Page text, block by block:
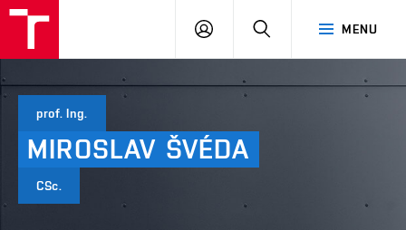
MENU
PŘIHLÁSIT
prof. Ing.
MIROSLAV ŠVÉDA
CSc.